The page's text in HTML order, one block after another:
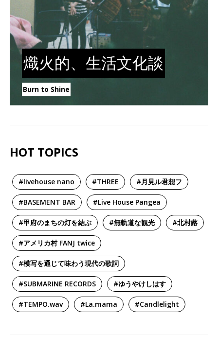
熾火的、生活文化談
Burn to Shine
HOT TOPICS
#livehouse nano #THREE #月見ル君想フ
#BASEMENT BAR #Live House Pangea
#甲府のまちの灯を結ぶ #無軌道な観光 #北村蕗
#アメリカ村 FANJ twice
#模写を通じて味わう現代の歌詞
#SUBMARINE RECORDS #ゆうやけしはす
#TEMPO.wav #La.mama #Candlelight